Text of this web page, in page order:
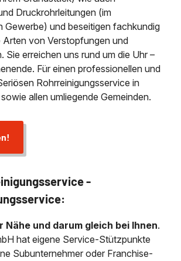
Druckrohrleitungen (im
Gewerbe) und beseitigen fachkundig
Arten von Verstopfungen und
Sie erreichen uns rund um die Uhr –
Für einen professionellen und
Rohrreinigungsservice in
allen umliegende Gemeinden.
-
Nähe und darum gleich bei Ihnen.
hat eigene Service-Stützpunkte
Subunternehmer oder Franchise-